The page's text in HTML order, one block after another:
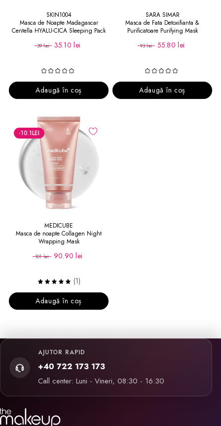
SKIN1004
Masca de Noapte Madagascar
Centella HYALU-CICA Sleeping Pack
39 lei 35.10 lei
Adaugă în coș
SARA SIMAR
Masca de Fata Detoxifianta &
Purificatoare Purifying Mask
93 lei 55.80 lei
Adaugă în coș
-10.1LEI
MEDICUBE
Masca de noapte Collagen Night
Wrapping Mask
101 lei 90.90 lei
(1)
Adaugă în coș
AJUTOR RAPID
+40 722 173 173
Call center: Luni - Vineri, 08:30 - 16:30